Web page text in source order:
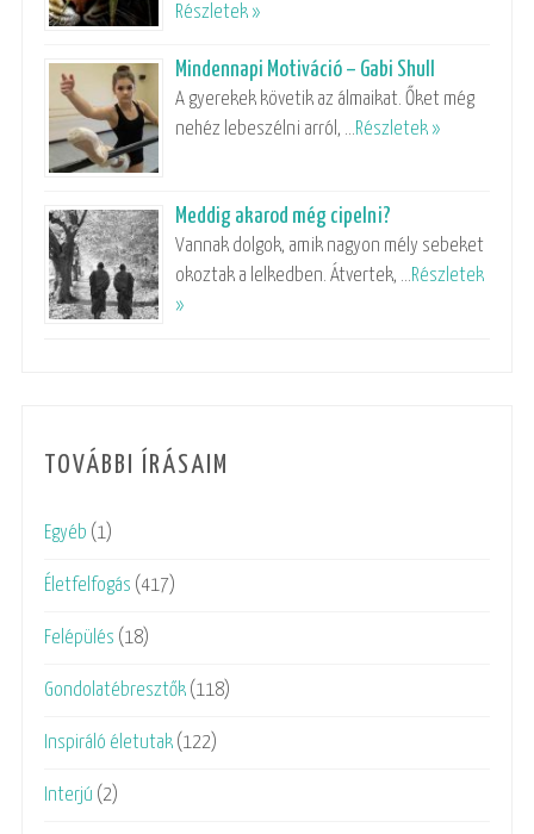
Részletek »
Mindennapi Motiváció – Gabi Shull
A gyerekek követik az álmaikat. Őket még
nehéz lebeszélni arról, …Részletek »
Meddig akarod még cipelni?
Vannak dolgok, amik nagyon mély sebeket
okoztak a lelkedben. Átvertek, …Részletek
»
TOVÁBBI ÍRÁSAIM
Egyéb (1)
Életfelfogás (417)
Felépülés (18)
Gondolatébresztők (118)
Inspiráló életutak (122)
Interjú (2)